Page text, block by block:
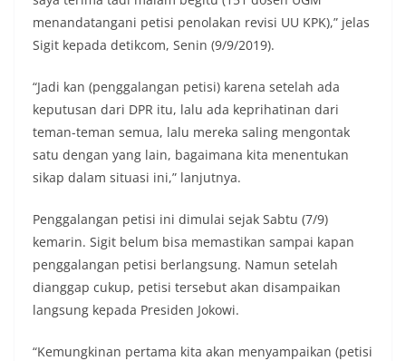
menandatangani petisi penolakan revisi UU KPK),” jelas
Sigit kepada detikcom, Senin (9/9/2019).
“Jadi kan (penggalangan petisi) karena setelah ada
keputusan dari DPR itu, lalu ada keprihatinan dari
teman-teman semua, lalu mereka saling mengontak
satu dengan yang lain, bagaimana kita menentukan
sikap dalam situasi ini,” lanjutnya.
Penggalangan petisi ini dimulai sejak Sabtu (7/9)
kemarin. Sigit belum bisa memastikan sampai kapan
penggalangan petisi berlangsung. Namun setelah
dianggap cukup, petisi tersebut akan disampaikan
langsung kepada Presiden Jokowi.
“Kemungkinan pertama kita akan menyampaikan (petisi